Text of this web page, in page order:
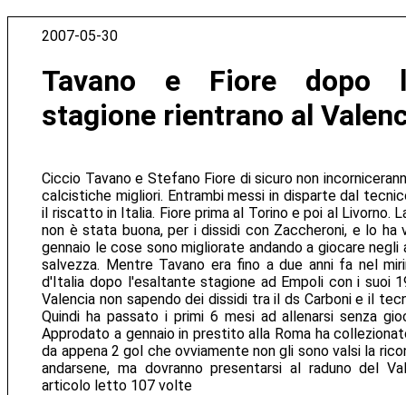
2007-05-30
Tavano e Fiore dopo
stagione rientrano al
Ciccio Tavano e Stefano Fiore di sicuro non
calcistiche migliori. Entrambi messi in disparte dal
il riscatto in Italia. Fiore prima al Torino e poi al Livorno.
non è stata buona, per i dissidi con Zaccheroni, e lo ha
gennaio le cose sono migliorate andando a giocare
salvezza. Mentre Tavano era fino a due anni fa nel
d'Italia dopo l'esaltante stagione ad Empoli con i suoi
Valencia non sapendo dei dissidi tra il ds Carboni e il
Quindi ha passato i primi 6 mesi ad allenarsi senza
Approdato a gennaio in prestito alla Roma ha
da appena 2 gol che ovviamente non gli sono valsi la
andarsene, ma dovranno presentarsi al raduno del
articolo letto 107 volte